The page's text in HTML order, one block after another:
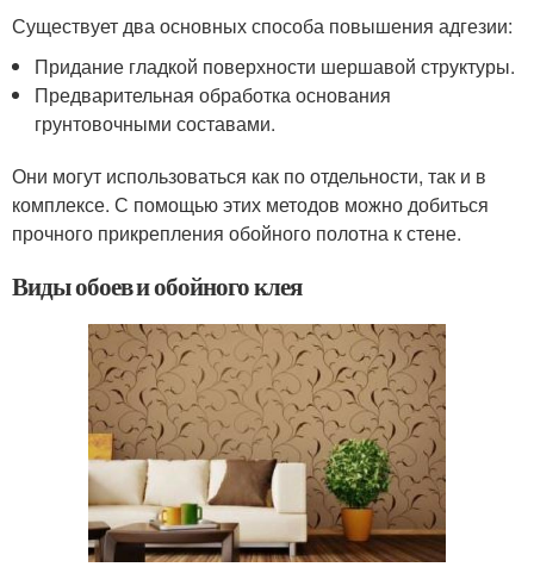
Существует два основных способа повышения адгезии:
Придание гладкой поверхности шершавой структуры.
Предварительная обработка основания
грунтовочными составами.
Они могут использоваться как по отдельности, так и в
комплексе. С помощью этих методов можно добиться
прочного прикрепления обойного полотна к стене.
Виды обоев и обойного клея